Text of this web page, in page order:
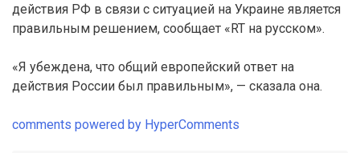
действия РФ в связи с ситуацией на Украине является
правильным решением, сообщает «RT на русском».
«Я убеждена, что общий европейский ответ на
действия России был правильным», — сказала она.
comments powered by HyperComments